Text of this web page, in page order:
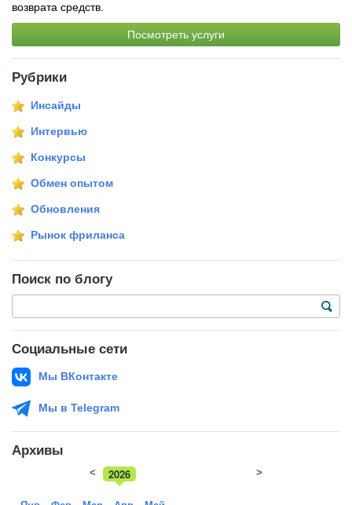
возврата средств.
Посмотреть услуги
Рубрики
Инсайды
Интервью
Конкурсы
Обмен опытом
Обновления
Рынок фриланса
Поиск по блогу
Социальные сети
Мы ВКонтакте
Мы в Telegram
Архивы
2026
2025
< >